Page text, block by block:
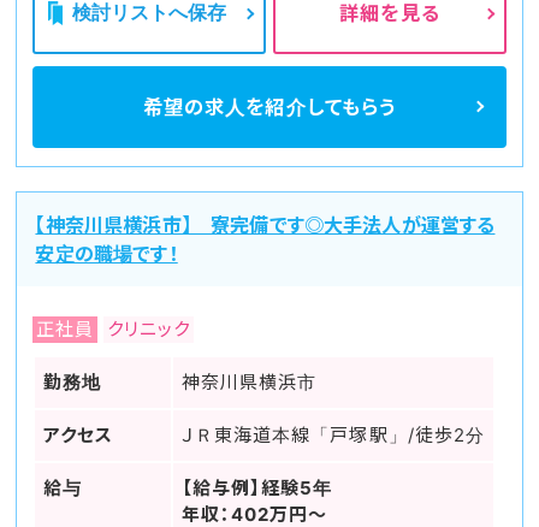
検討リストへ保存 詳細を見る
希望の求人を紹介してもらう
【神奈川県横浜市】 寮完備です◎大手法人が運営する
安定の職場です！
正社員 クリニック
勤務地 神奈川県横浜市
アクセス ＪＲ東海道本線「戸塚駅」/徒歩2分
給与
【給与例】経験5年
年収：402万円～